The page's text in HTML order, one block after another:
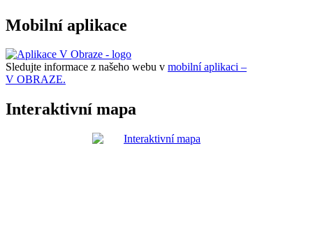
Mobilní aplikace
Sledujte informace z našeho webu v mobilní aplikaci –
V OBRAZE.
Interaktivní mapa